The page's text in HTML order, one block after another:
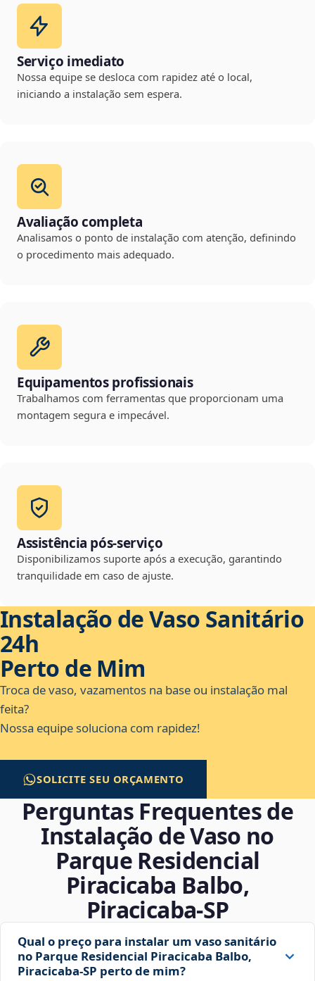
Serviço imediato
Nossa equipe se desloca com rapidez até o local,
iniciando a instalação sem espera.
Avaliação completa
Analisamos o ponto de instalação com atenção, definindo
o procedimento mais adequado.
Equipamentos profissionais
Trabalhamos com ferramentas que proporcionam uma
montagem segura e impecável.
Assistência pós-serviço
Disponibilizamos suporte após a execução, garantindo
tranquilidade em caso de ajuste.
Instalação de Vaso Sanitário
24h
Perto de Mim
Troca de vaso, vazamentos na base ou instalação mal
feita?
Nossa equipe soluciona com rapidez!
SOLICITE SEU ORÇAMENTO
Perguntas Frequentes de
Instalação de Vaso no
Parque Residencial
Piracicaba Balbo,
Piracicaba‑SP
Qual o preço para instalar um vaso sanitário
no Parque Residencial Piracicaba Balbo,
Piracicaba‑SP perto de mim?